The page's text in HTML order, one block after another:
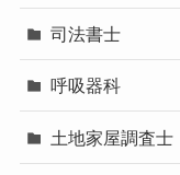
司法書士
呼吸器科
土地家屋調査士